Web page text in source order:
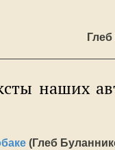
наших
(Глеб